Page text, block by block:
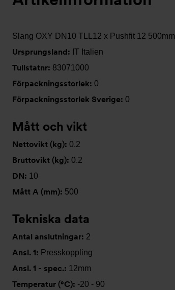
Slang OXY DN10 TLL12 x Pushfit 12 500mm
Ursprungsland: IT Italien
Tullstatnr: 83071000
Förpackningsstorlek: 0
Förpackningsstorlek Sverige: 0
Mått och vikt
Nettovikt (kg): 0.2
Bruttovikt (kg): 0.2
DN: 10
Mått A (mm): 500
Tekniska data
Antal anslutningar: 2
Ansl. 1: Presskoppling
Ansl. 1 - spec.: 12mm
Temperatur (°C): -20 - 90